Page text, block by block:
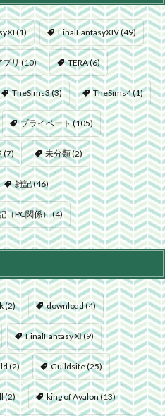
(1) FinalFantasyXIV(49)
プリ(10) TERA(6)
TheSims3(3) TheSims4(1)
プライベート(105)
(7) 未分類(2)
雑記(46)
（PC関係）(4)
(2) download(4)
FinalFantasyⅪ(9)
(2) Guildsite(25)
(2) king of Avalon(13)